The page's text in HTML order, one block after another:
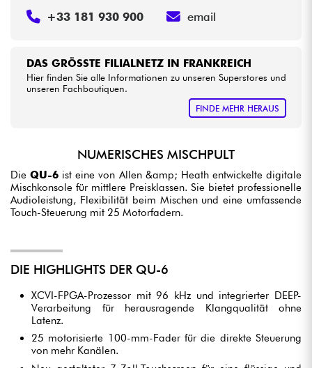
DAS GRÖSSTE FILIALNETZ IN FRANKREICH
Hier finden Sie alle Informationen zu unseren Superstores und
unseren Fachboutiquen.
FINDE MEHR HERAUS
+33 181 930 900 email
NUMERISCHES MISCHPULT
DieQU-6 ist eine von Allen &amp; Heath entwickelte digitale
Mischkonsole für mittlere Preisklassen. Sie bietet professionelle
Audioleistung, Flexibilität beim Mischen und eine umfassende
Touch-Steuerung mit 25 Motorfadern.
DIE HIGHLIGHTS DER QU-6
XCVI-FPGA-Prozessor mit 96 kHz und integrierter DEEP-
Verarbeitung für herausragende Klangqualität ohne
Latenz.
25 motorisierte 100-mm-Fader für die direkte Steuerung
von mehr Kanälen.